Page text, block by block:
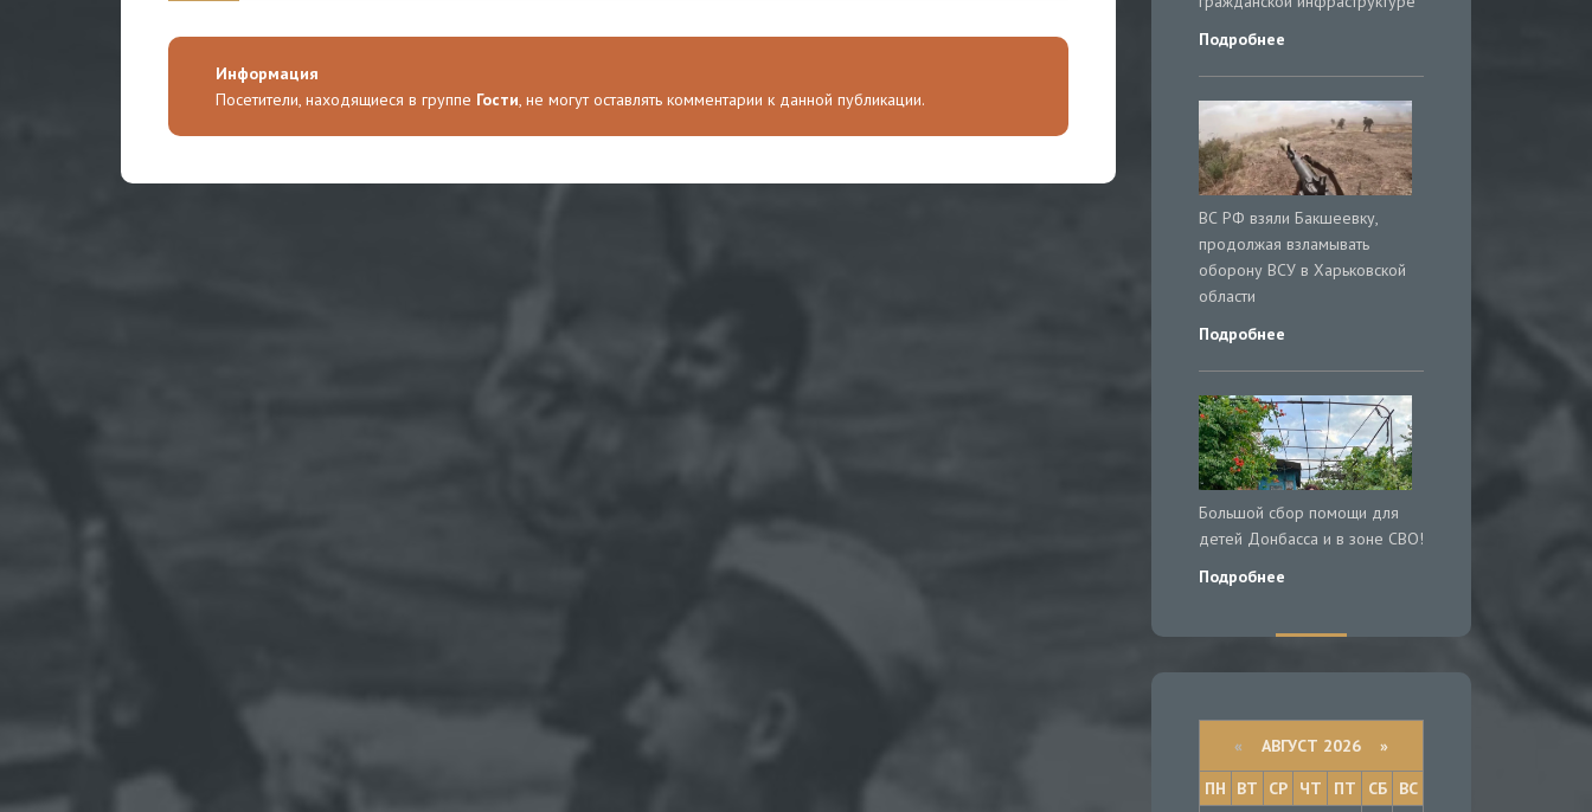
Информация
Посетители, находящиеся в группе Гости, не могут оставлять комментарии к данной публикации.
Подробнее
ВС РФ взяли Бакшеевку,
продолжая взламывать
оборону ВСУ в Харьковской
области
Подробнее
Большой сбор помощи для
детей Донбасса и в зоне СВО!
Подробнее
« АВГУСТ 2026 »
ПН
ВТ СР ЧТ ПТ СБ
ВС